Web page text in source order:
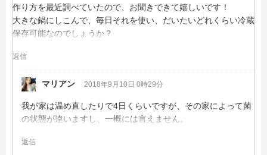
作り方を最近調べていたので、お聞きできて嬉しいです！
大きな鍋にしこんで、毎日それを使い、だいたいどれくらい冷蔵
保存可能なのでしょうか？
返信
マリアン 2018年9月10日 0時29分
我が家は温め直したりで4日くらいですが、その家によって菌
の状態が違いますし、一概には言えません。
返信